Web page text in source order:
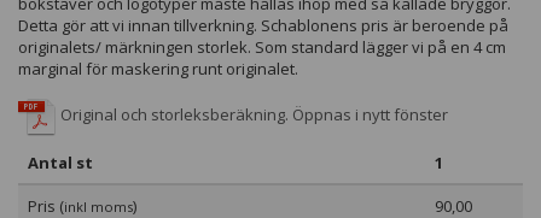
Detta gör att vi innan tillverkning. Schablonens pris är beroende på
originalets/ märkningen storlek. Som standard lägger vi på en 4 cm
marginal för maskering runt originalet.
Original och storleksberäkning. Öppnas i nytt fönster
Antal st
1
Pris (inkl moms)
90,00